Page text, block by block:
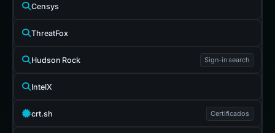
Censys
ThreatFox
Hudson Rock Sign-in search
IntelX
crt.sh Certificados